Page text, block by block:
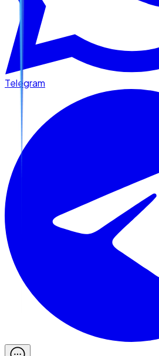
Telegram